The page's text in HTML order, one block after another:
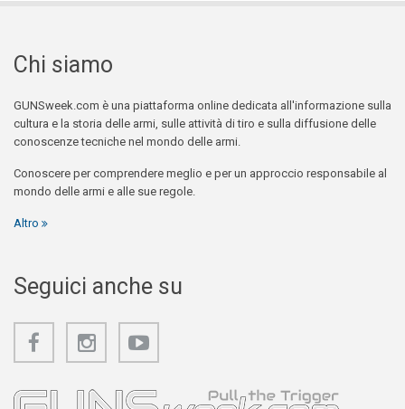
Chi siamo
GUNSweek.com è una piattaforma online dedicata all'informazione sulla
cultura e la storia delle armi, sulle attività di tiro e sulla diffusione delle
conoscenze tecniche nel mondo delle armi.
Conoscere per comprendere meglio e per un approccio responsabile al
mondo delle armi e alle sue regole.
Altro
Seguici anche su